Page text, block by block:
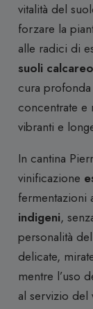
vitalità del
forzare la
alle radici di
suoli
cura
concentrate
vibranti e
In cantina
vinificazione
fermentazioni
indigeni,
personalità
delicate,
mentre l’uso
al servizio del